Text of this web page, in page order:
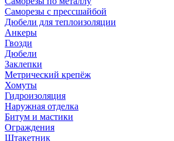
Саморезы с прессшайбой
Дюбели для теплоизоляции
Анкеры
Гвозди
Дюбели
Заклепки
Метрический крепёж
Хомуты
Гидроизоляция
Наружная отделка
Битум и мастики
Ограждения
Штакетник